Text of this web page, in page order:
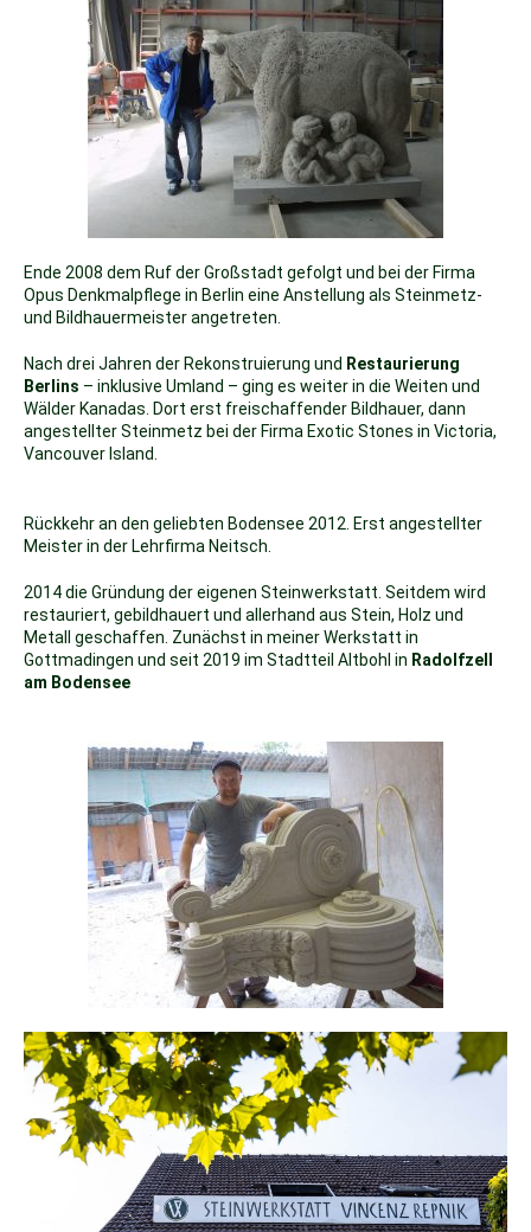
Ende 2008 dem Ruf der Großstadt gefolgt und bei der Firma
Opus Denkmalpflege in Berlin eine Anstellung als Steinmetz-
und Bildhauermeister angetreten.
Nach drei Jahren der Rekonstruierung und Restaurierung
Berlins – inklusive Umland – ging es weiter in die Weiten und
Wälder Kanadas. Dort erst freischaffender Bildhauer, dann
angestellter Steinmetz bei der Firma Exotic Stones in Victoria,
Vancouver Island.
Rückkehr an den geliebten Bodensee 2012. Erst angestellter
Meister in der Lehrfirma Neitsch.
2014 die Gründung der eigenen Steinwerkstatt. Seitdem wird
restauriert, gebildhauert und allerhand aus Stein, Holz und
Metall geschaffen. Zunächst in meiner Werkstatt in
Gottmadingen und seit 2019 im Stadtteil Altbohl in Radolfzell
am Bodensee